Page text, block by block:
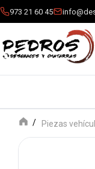
973 21 60 45
Piezas